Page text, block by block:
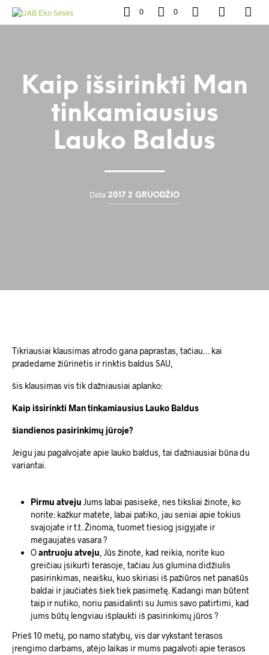
0 0
Kaip išsirinkti Man
tinkamiausius
Lauko Baldus
Data 2017 2 GRUODŽIO
Tikriausiai klausimas atrodo gana paprastas, tačiau… kai
pradedame žiūrinėtis ir rinktis baldus SAU,
šis klausimas vis tik dažniausiai aplanko:
Kaip išsirinkti Man tinkamiausius Lauko Baldus
šiandienos pasirinkimų jūroje?
Jeigu jau pagalvojate apie lauko baldus, tai dažniausiai būna du
variantai.
Pirmu atveju Jums labai pasisekė, nes tiksliai žinote, ko
norite: kažkur matėte, labai patiko, jau seniai apie tokius
svajojate ir t.t. Žinoma, tuomet tiesiog įsigyjate ir
mėgaujatės vasara ?
Oantruoju atveju, Jūs žinote, kad reikia, norite kuo
greičiau įsikurti terasoje, tačiau Jus glumina didžiulis
pasirinkimas, neaišku, kuo skiriasi iš pažiūros net panašūs
baldai ir jaučiatės šiek tiek pasimetę. Kadangi man būtent
taip ir nutiko, noriu pasidalinti su Jumis savo patirtimi, kad
jums būtų lengviau išplaukti iš pasirinkimų jūros ?
Prieš 10 metų, po namo statybų, vis dar vykstant terasos
įrengimo darbams, atėjo laikas ir mums pagalvoti apie terasos